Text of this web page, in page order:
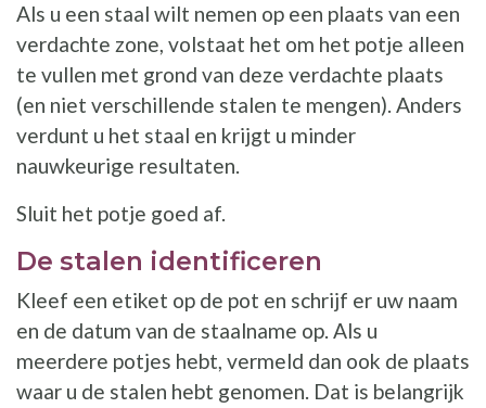
Als u een staal wilt nemen op een plaats van een
verdachte zone, volstaat het om het potje alleen
te vullen met grond van deze verdachte plaats
(en niet verschillende stalen te mengen). Anders
verdunt u het staal en krijgt u minder
nauwkeurige resultaten.
Sluit het potje goed af.
De stalen identificeren
Kleef een etiket op de pot en schrijf er uw naam
en de datum van de staalname op. Als u
meerdere potjes hebt, vermeld dan ook de plaats
waar u de stalen hebt genomen. Dat is belangrijk